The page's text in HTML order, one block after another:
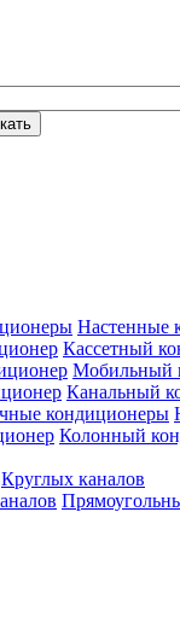
Настенные
Кассетный
Мобильный
Канальный
Колонный
Круглых каналов